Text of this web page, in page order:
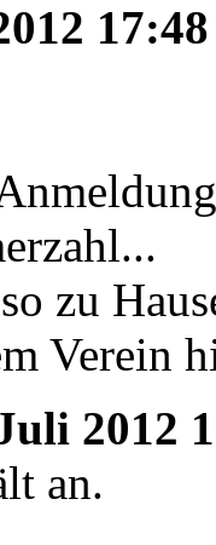
17:48
zu
Verein
2012
an.